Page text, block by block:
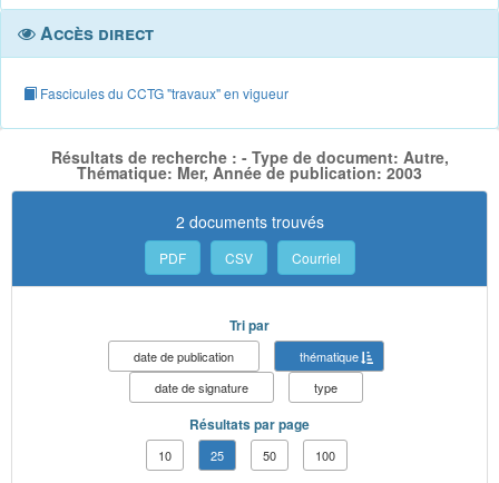
Accès direct
Fascicules du CCTG "travaux" en vigueur
Résultats de recherche : - Type de document: Autre,
Thématique: Mer, Année de publication: 2003
2 documents trouvés
PDF CSV Courriel
Tri par
date de publication
thématique
date de signature
type
Résultats par page
10 25 50 100